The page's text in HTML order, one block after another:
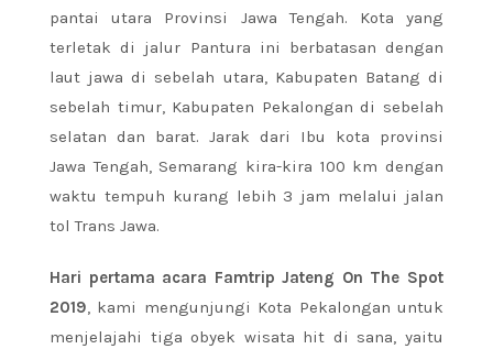
pantai utara Provinsi Jawa Tengah. Kota yang
terletak di jalur Pantura ini berbatasan dengan
laut jawa di sebelah utara, Kabupaten Batang di
sebelah timur, Kabupaten Pekalongan di sebelah
selatan dan barat. Jarak dari Ibu kota provinsi
Jawa Tengah, Semarang kira-kira 100 km dengan
waktu tempuh kurang lebih 3 jam melalui jalan
tol Trans Jawa.
Hari pertama acara Famtrip Jateng On The Spot
2019, kami mengunjungi Kota Pekalongan untuk
menjelajahi tiga obyek wisata hit di sana, yaitu